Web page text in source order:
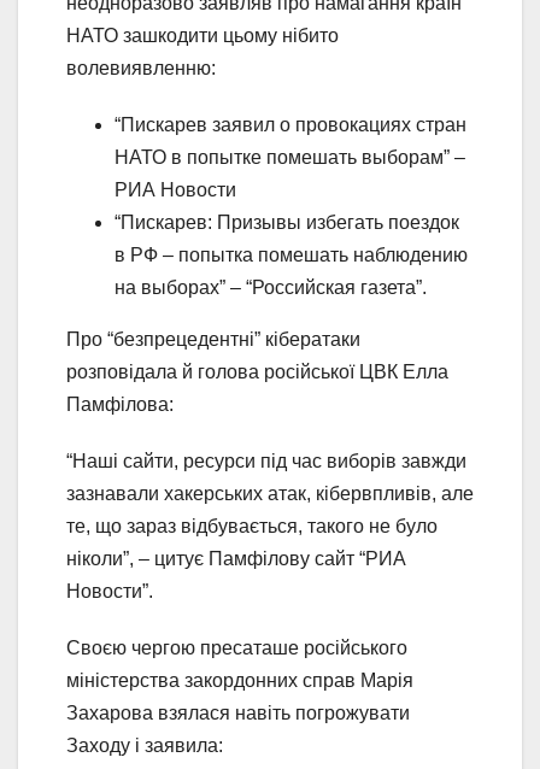
НАТО зашкодити цьому нібито
волевиявленню:
“Пискарев заявил о провокациях стран
НАТО в попытке помешать выборам” –
РИА Новости
“Пискарев: Призывы избегать поездок
в РФ – попытка помешать наблюдению
на выборах” – “Российская газета”.
Про “безпрецедентні” кібератаки
розповідала й голова російської ЦВК Елла
Памфілова:
“Наші сайти, ресурси під час виборів завжди
зазнавали хакерських атак, кібервпливів, але
те, що зараз відбувається, такого не було
ніколи”, – цитує Памфілову сайт “РИА
Новости”.
Своєю чергою пресаташе російського
міністерства закордонних справ Марія
Захарова взялася навіть погрожувати
Заходу і заявила: